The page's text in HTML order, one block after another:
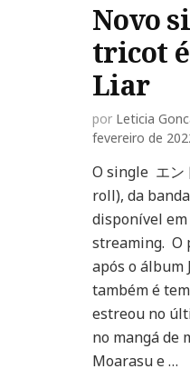
Novo
tricot é
Liar
por Leticia
fevereiro de
O single エン
roll), da
disponível
streaming. O
após o álbum
também é
estreou no
no mangá de
Moarasu e …